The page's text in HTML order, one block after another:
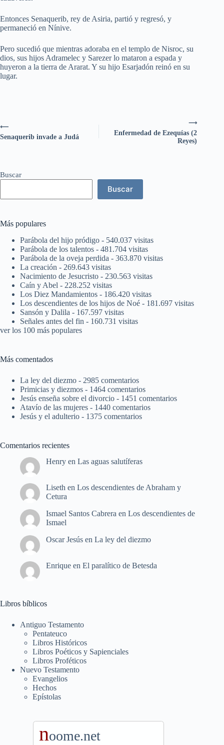
Entonces Senaquerib, rey de Asiria, partió y regresó, y
permaneció en Nínive.
Pero sucedió que mientras adoraba en el templo de Nisroc, su
dios, sus hijos Adramelec y Sarezer lo mataron a espada y
huyeron a la tierra de Ararat. Y su hijo Esarjadón reinó en su
lugar.
⟶
Enfermedad de Ezequías (2
Reyes)
⟵
Senaquerib invade a Judá
Buscar
Buscar
Más populares
Parábola del hijo pródigo - 540.037 visitas
Parábola de los talentos - 481.704 visitas
Parábola de la oveja perdida - 363.870 visitas
La creación - 269.643 visitas
Nacimiento de Jesucristo - 230.563 visitas
Caín y Abel - 228.252 visitas
Los Diez Mandamientos - 186.420 visitas
Los descendientes de los hijos de Noé - 181.697 visitas
Sansón y Dalila - 167.597 visitas
Señales antes del fin - 160.731 visitas
ver los 100 más populares
Más comentados
La ley del diezmo - 2985 comentarios
Primicias y diezmos - 1464 comentarios
Jesús enseña sobre el divorcio - 1451 comentarios
Atavío de las mujeres - 1440 comentarios
Jesús y el adulterio - 1375 comentarios
Comentarios recientes
Henry en Las aguas salutíferas
Liseth en Los descendientes de Abraham y
Cetura
Ismael Santos Cabrera en Los descendientes de
Ismael
Oscar Jesús en La ley del diezmo
Enrique en El paralítico de Betesda
Libros bíblicos
Antiguo Testamento
Pentateuco
Libros Históricos
Libros Poéticos y Sapienciales
Libros Proféticos
Nuevo Testamento
Evangelios
Hechos
Epístolas
noome.net